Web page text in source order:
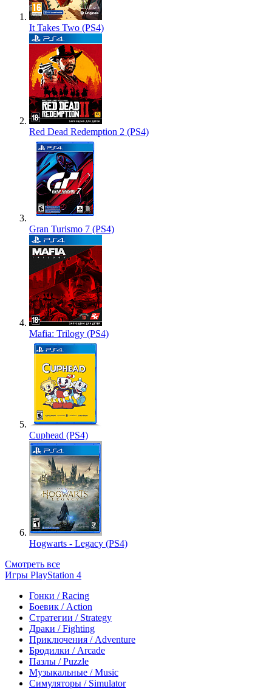
It Takes Two (PS4)
Red Dead Redemption 2 (PS4)
Gran Turismo 7 (PS4)
Mafia: Trilogy (PS4)
Cuphead (PS4)
Hogwarts - Legacy (PS4)
Смотреть все
Игры PlayStation 4
Гонки / Racing
Боевик / Action
Стратегии / Strategy
Драки / Fighting
Приключения / Adventure
Бродилки / Arcade
Пазлы / Puzzle
Музыкальные / Music
Симуляторы / Simulator